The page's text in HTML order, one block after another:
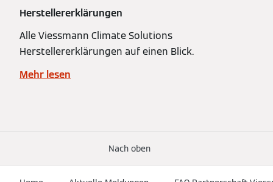
Herstellererklärungen
Alle Viessmann Climate Solutions
Herstellererklärungen auf einen Blick.
Mehr lesen
Nach oben